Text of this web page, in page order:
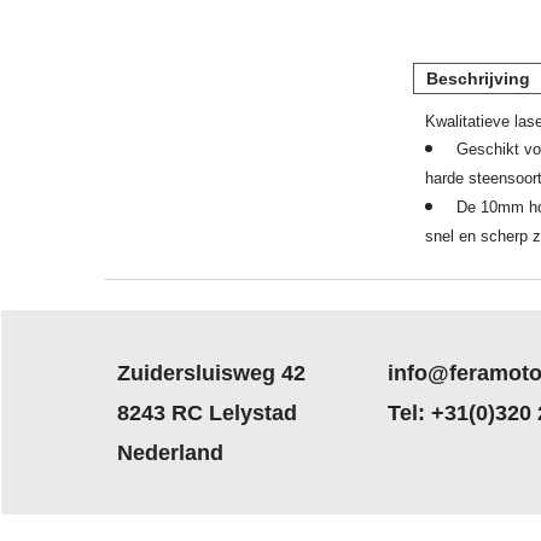
Beschrijving
Kwalitatieve
Geschikt
harde
De 10mm
snel en scherp
Zuidersluisweg 42
8243 RC Lelystad
Nederland
Tel: +31(0)320